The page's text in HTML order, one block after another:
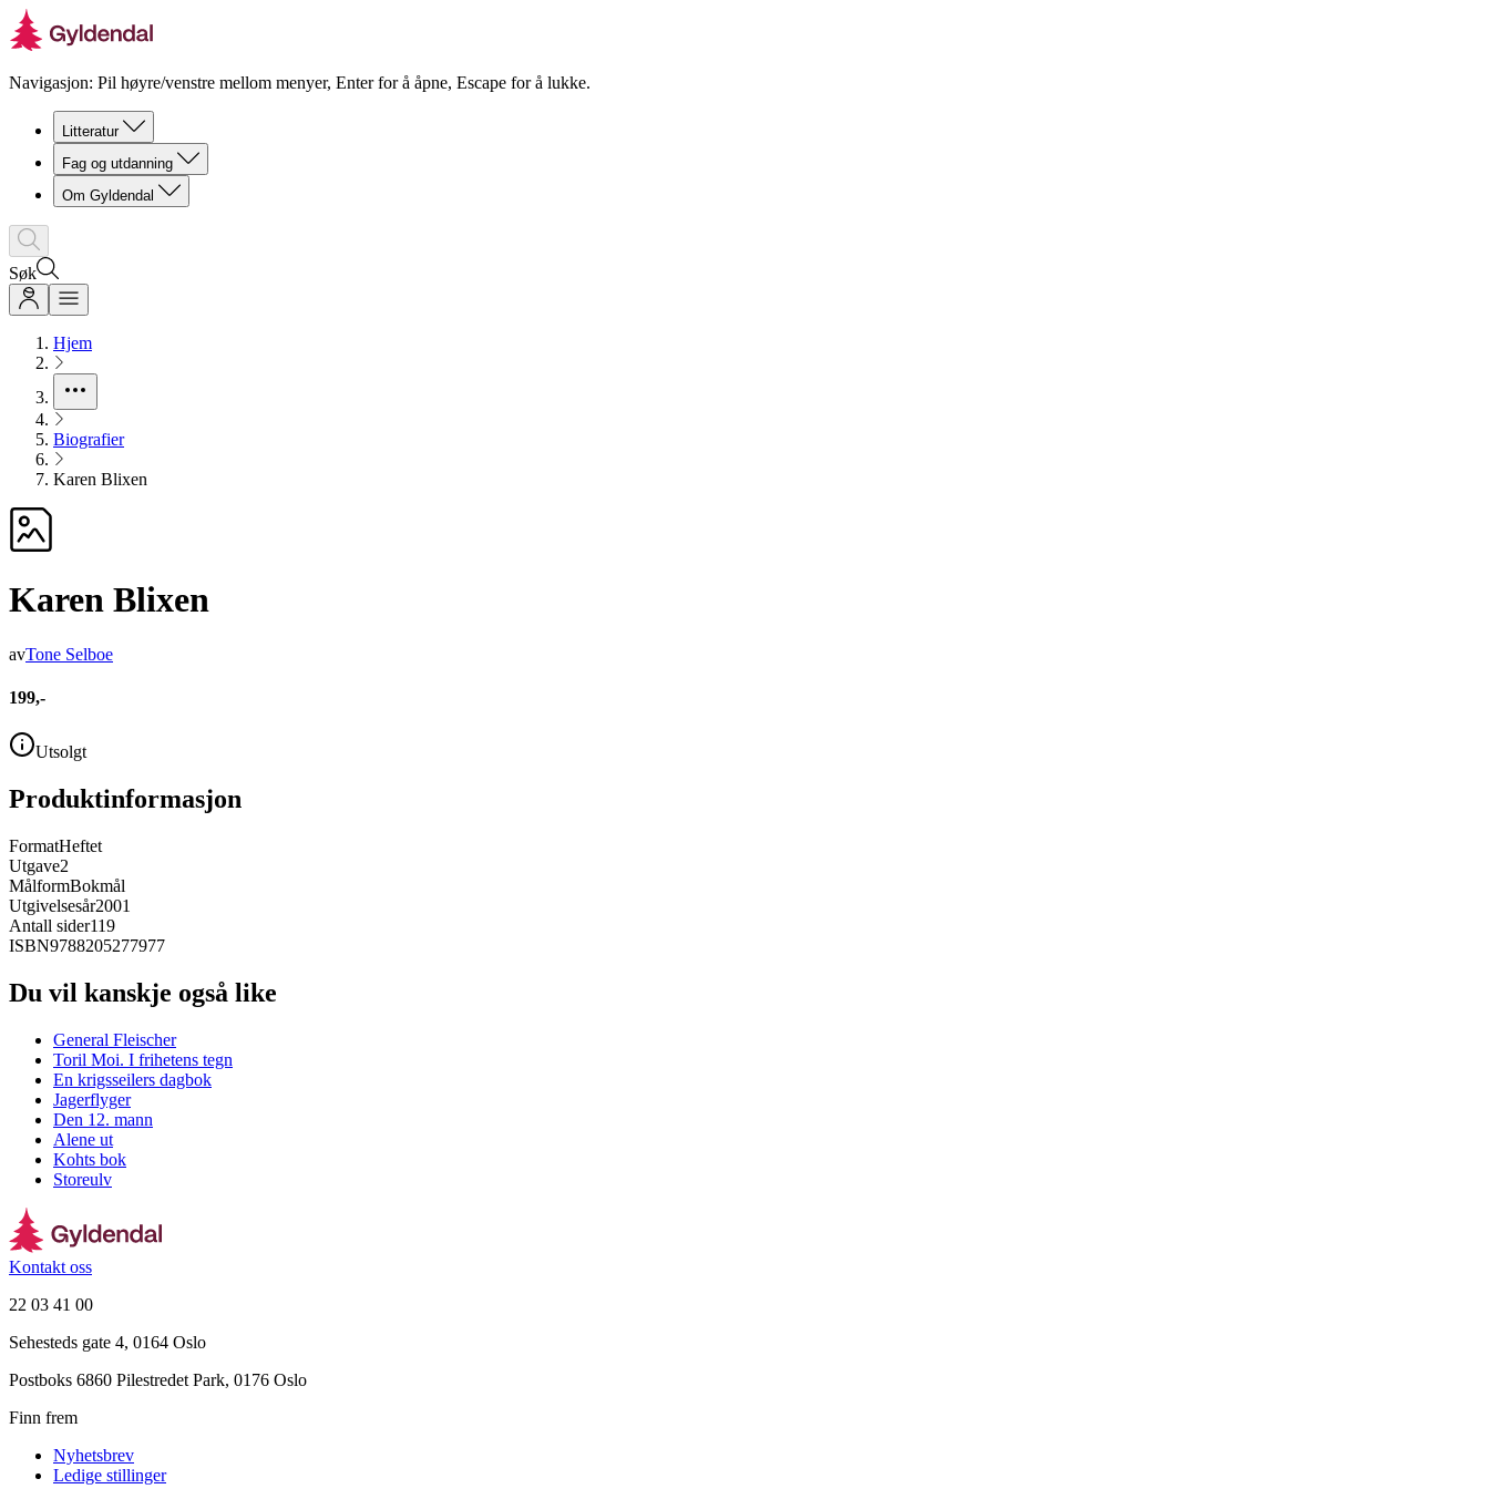
Navigasjon: Pil høyre/venstre mellom menyer, Enter for å åpne, Escape for å lukke.
Litteratur
Fag og utdanning
Om Gyldendal
Søk
Hjem
Biografier
Karen Blixen
Karen Blixen
avTone Selboe
199,-
Utsolgt
Produktinformasjon
FormatHeftet
Utgave2
MålformBokmål
Utgivelsesår2001
Antall sider119
ISBN9788205277977
Du vil kanskje også like
General Fleischer
Toril Moi. I frihetens tegn
En krigsseilers dagbok
Jagerflyger
Den 12. mann
Alene ut
Kohts bok
Storeulv
Kontakt oss
22 03 41 00
Sehesteds gate 4, 0164 Oslo
Postboks 6860 Pilestredet Park, 0176 Oslo
Finn frem
Nyhetsbrev
Ledige stillinger